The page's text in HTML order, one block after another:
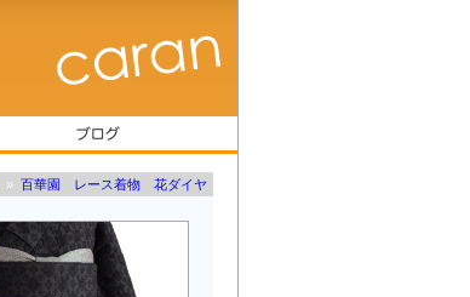
» 百華園 レース着物 花ダイヤ